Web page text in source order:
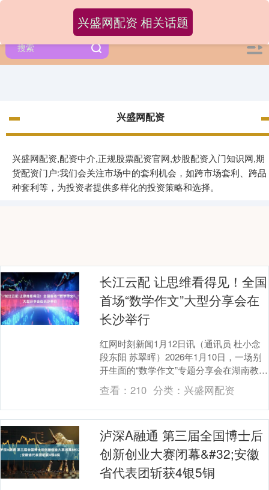
兴盛网配资
兴盛网配资,配资中介,正规股票配资官网,炒股配资入门知识网,期
货配资门户:我们会关注市场中的套利机会，如跨市场套利、跨品
种套利等，为投资者提供多样化的投资策略和选择。
兴盛网配资 相关话题
长江云配 让思维看得见！全国
首场“数学作文”大型分享会在
长沙举行
红网时刻新闻1月12日讯（通讯员 杜小念
段东阳 苏翠晖）2026年1月10日，一场别
开生面的“数学作文”专题分享会在湖南教育
音像电子出版社隆重举行。此次活动由....
查看：210 分类： 兴盛网配资
泸深A融通 第三届全国博士后
创新创业大赛闭幕&#32;安徽
省代表团斩获4银5铜